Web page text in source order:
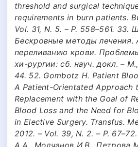
threshold and surgical
requirements in burn patients.
Vol. 31, N. 5. – P. 558–561. 33.
Бескровные методы лечения.
переливанию крови.
хи-рургии: сб. науч. докл. –
44. 52. Gombotz Н. Patient
A Patient-Orientated Approach
Replacement with the Goal of
Blood Loss and the Need for
in Elective Surgery. Transfus.
2012. – Vol. 39, N. 2. – P.
А.А., Молчанов И.В., Петрова